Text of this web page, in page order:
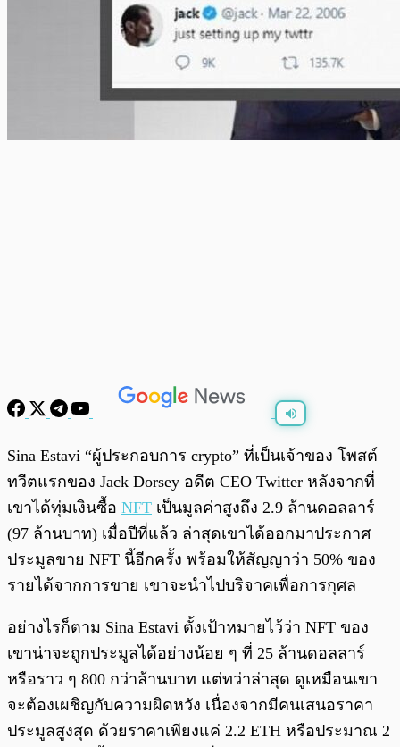
/0:00
Sina Estavi “ผู้ประกอบการ crypto” ที่เป็นเจ้าของ โพสต์
ทวีตแรกของ Jack Dorsey อดีต CEO Twitter หลังจากที่
เขาได้ทุ่มเงินซื้อ NFT เป็นมูลค่าสูงถึง 2.9 ล้านดอลลาร์
(97 ล้านบาท) เมื่อปีที่แล้ว ล่าสุดเขาได้ออกมาประกาศ
ประมูลขาย NFT นี้อีกครั้ง พร้อมให้สัญญาว่า 50% ของ
รายได้จากการขาย เขาจะนำไปบริจาคเพื่อการกุศล
อย่างไรก็ตาม Sina Estavi ตั้งเป้าหมายไว้ว่า NFT ของ
เขาน่าจะถูกประมูลได้อย่างน้อย ๆ ที่ 25 ล้านดอลลาร์
หรือราว ๆ 800 กว่าล้านบาท แต่ทว่าล่าสุด ดูเหมือนเขา
จะต้องเผชิญกับความผิดหวัง เนื่องจากมีคนเสนอราคา
ประมูลสูงสุด ด้วยราคาเพียงแค่ 2.2 ETH หรือประมาณ 2